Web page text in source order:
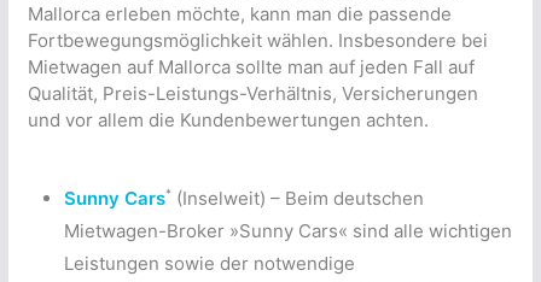
Mallorca erleben möchte, kann man die passende
Fortbewegungsmöglichkeit wählen. Insbesondere bei
Mietwagen auf Mallorca sollte man auf jeden Fall auf
Qualität, Preis-Leistungs-Verhältnis, Versicherungen
und vor allem die Kundenbewertungen achten.
Sunny Cars*(Inselweit) – Beim deutschen
Mietwagen-Broker »Sunny Cars« sind alle wichtigen
Leistungen sowie der notwendige